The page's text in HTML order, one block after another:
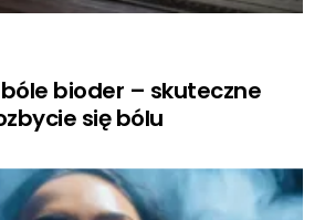
bioder – skuteczne
się bólu